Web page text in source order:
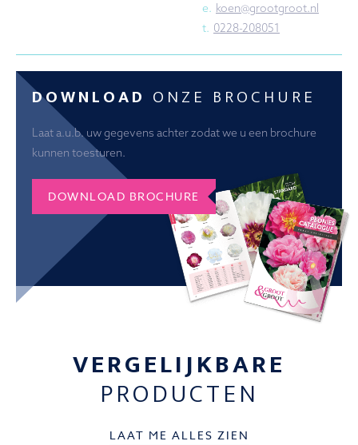
e. koen@grootgroot.nl
t. 0228-208051
DOWNLOAD ONZE BROCHURE
Laat a.u.b. uw gegevens achter zodat we u een brochure
kunnen toesturen.
DOWNLOAD BROCHURE
VERGELIJKBARE
PRODUCTEN
LAAT ME ALLES ZIEN